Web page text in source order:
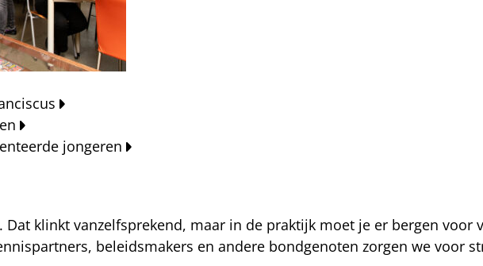
jongeren
klinkt vanzelfsprekend, maar in de praktijk moet je er bergen voor
beleidsmakers en andere bondgenoten zorgen we voor